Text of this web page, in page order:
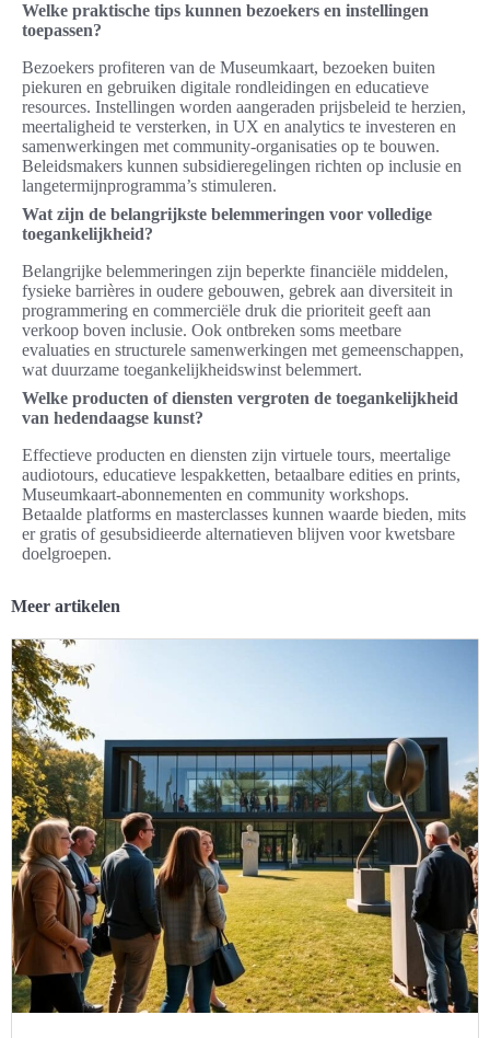
Welke praktische tips kunnen bezoekers en instellingen
toepassen?
Bezoekers profiteren van de Museumkaart, bezoeken buiten
piekuren en gebruiken digitale rondleidingen en educatieve
resources. Instellingen worden aangeraden prijsbeleid te herzien,
meertaligheid te versterken, in UX en analytics te investeren en
samenwerkingen met community-organisaties op te bouwen.
Beleidsmakers kunnen subsidieregelingen richten op inclusie en
langetermijnprogramma’s stimuleren.
Wat zijn de belangrijkste belemmeringen voor volledige
toegankelijkheid?
Belangrijke belemmeringen zijn beperkte financiële middelen,
fysieke barrières in oudere gebouwen, gebrek aan diversiteit in
programmering en commerciële druk die prioriteit geeft aan
verkoop boven inclusie. Ook ontbreken soms meetbare
evaluaties en structurele samenwerkingen met gemeenschappen,
wat duurzame toegankelijkheidswinst belemmert.
Welke producten of diensten vergroten de toegankelijkheid
van hedendaagse kunst?
Effectieve producten en diensten zijn virtuele tours, meertalige
audiotours, educatieve lespakketten, betaalbare edities en prints,
Museumkaart-abonnementen en community workshops.
Betaalde platforms en masterclasses kunnen waarde bieden, mits
er gratis of gesubsidieerde alternatieven blijven voor kwetsbare
doelgroepen.
Meer artikelen